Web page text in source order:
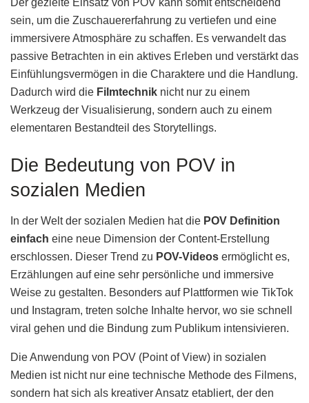
Der gezielte Einsatz von POV kann somit entscheidend
sein, um die Zuschauererfahrung zu vertiefen und eine
immersivere Atmosphäre zu schaffen. Es verwandelt das
passive Betrachten in ein aktives Erleben und verstärkt das
Einfühlungsvermögen in die Charaktere und die Handlung.
Dadurch wird die Filmtechnik nicht nur zu einem
Werkzeug der Visualisierung, sondern auch zu einem
elementaren Bestandteil des Storytellings.
Die Bedeutung von POV in
sozialen Medien
In der Welt der sozialen Medien hat die POV Definition
einfach eine neue Dimension der Content-Erstellung
erschlossen. Dieser Trend zu POV-Videos ermöglicht es,
Erzählungen auf eine sehr persönliche und immersive
Weise zu gestalten. Besonders auf Plattformen wie TikTok
und Instagram, treten solche Inhalte hervor, wo sie schnell
viral gehen und die Bindung zum Publikum intensivieren.
Die Anwendung von POV (Point of View) in sozialen
Medien ist nicht nur eine technische Methode des Filmens,
sondern hat sich als kreativer Ansatz etabliert, der den